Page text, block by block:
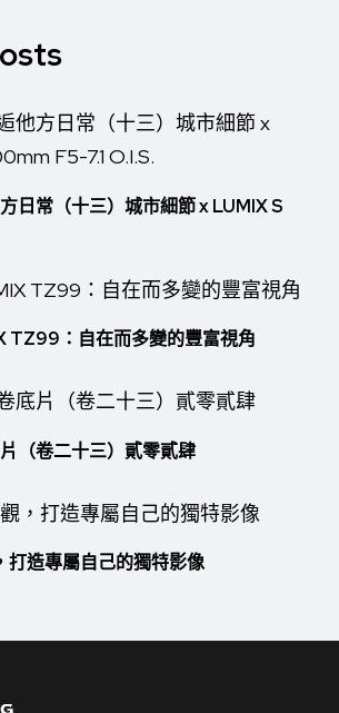
日常（十三）城市細節 x LUMIX S
TZ99：自在而多變的豐富視角
（卷二十三）貳零貳肆
造專屬自己的獨特影像